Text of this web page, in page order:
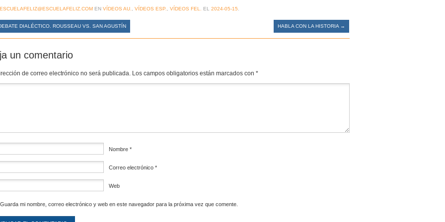
ESCUELAFELIZ@ESCUELAFELIZ.COM EN VÍDEOS AU., VÍDEOS ESP., VÍDEOS FEL. EL 2024-05-15.
DIALÉCTICO. ROUSSEAU VS. SAN AGUSTÍN HABLA CON LA HISTORIA →
un comentario
de correo electrónico no será publicada. Los campos obligatorios están marcados con *
Nombre *
Correo electrónico *
Web
Guarda mi nombre, correo electrónico y web en este navegador para la próxima vez que comente.